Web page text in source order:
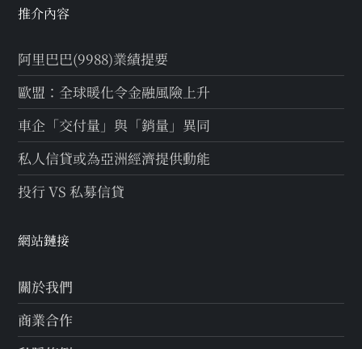
推介內容
阿里巴巴(9988)業績提要
歐盟：全球暖化令金融風險上升
車企「交付量」與「銷量」異同
私人信貸或為亞洲經濟提供動能
投行 VS 私募信貸
網站鏈接
關於我們
商業合作